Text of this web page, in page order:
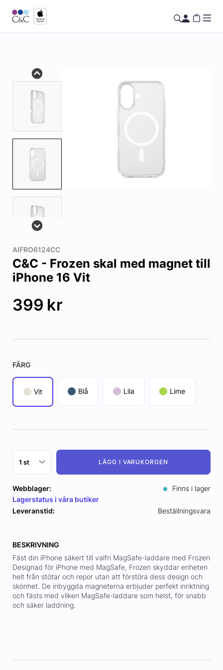
AIFRO6124CC
C&C - Frozen skal med magnet till
iPhone 16 Vit
399 kr
FÄRG
Vit Blå Lila Lime
LÄGG I VARUKORGEN
Webblager:
Finns i lager
Lagerstatus i våra butiker
Leveranstid:
Beställningsvara
BESKRIVNING
Fäst din iPhone säkert till valfri MagSafe-laddare med Frozen
Designad för iPhone med MagSafe, Frozen skyddar enheten
helt från stötar och repor utan att förstöra dess design och
skönhet. De inbyggda magneterna erbjuder perfekt inriktning
och fästs med vilken MagSafe-laddare som helst, för snabb
och säker laddning.